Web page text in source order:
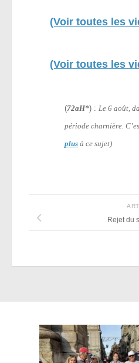
(Voir toutes les
(Voir toutes les
(72aH*) : Le 6 août,
période charnière.
plus à ce sujet)
Rejet du